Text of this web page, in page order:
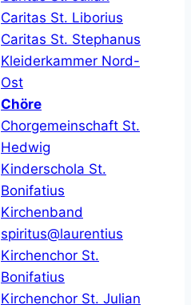
Caritas St. Liborius
Caritas St. Stephanus
Kleiderkammer Nord-
Ost
Chöre
Chorgemeinschaft St.
Hedwig
Kinderschola St.
Bonifatius
Kirchenband
spiritus@laurentius
Kirchenchor St.
Bonifatius
Kirchenchor St. Julian